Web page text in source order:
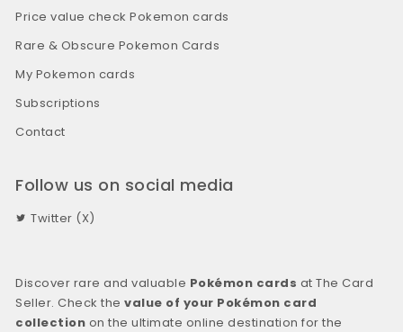
Price value check Pokemon cards
Rare & Obscure Pokemon Cards
My Pokemon cards
Subscriptions
Contact
Follow us on social media
Twitter (X)
Discover rare and valuable Pokémon cards at The Card
Seller. Check thevalue of your Pokémon card
collection on the ultimate online destination for the